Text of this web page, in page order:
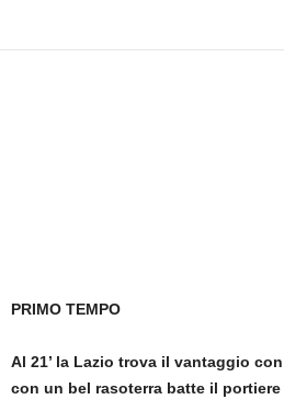
PRIMO TEMPO
Al 21’ la Lazio trova il vantaggio
con un bel rasoterra batte il